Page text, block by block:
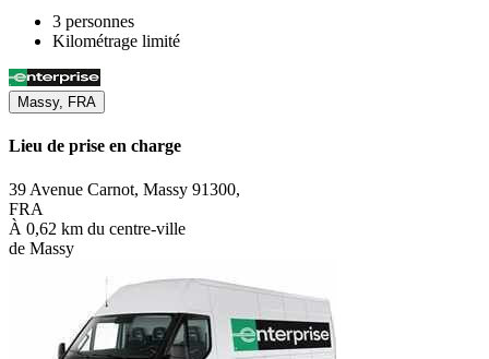
3 personnes
Kilométrage limité
Massy, FRA
Lieu de prise en charge
39 Avenue Carnot, Massy 91300,
FRA
À 0,62 km du centre-ville
de Massy